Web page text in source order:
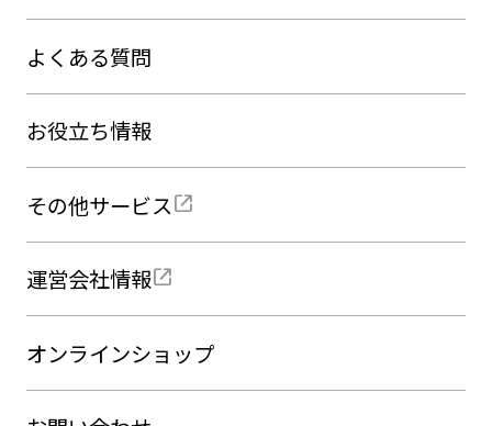
よくある質問
お役立ち情報
その他サービス
運営会社情報
オンラインショップ